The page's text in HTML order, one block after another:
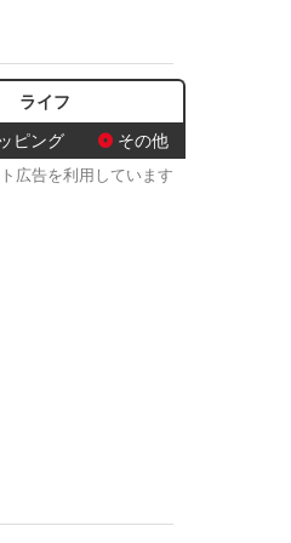
ピング その他
ライフ
広告を利用しています